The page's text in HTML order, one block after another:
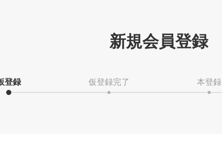
新規会員登録
登録 仮登録完了 本登録